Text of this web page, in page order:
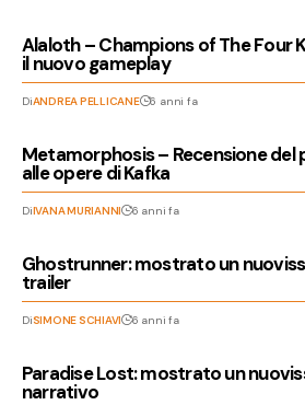
Alaloth – Champions of The Four
il nuovo gameplay
DiANDREA PELLICANE 6 anni fa
Metamorphosis – Recensione
alle opere di Kafka
DiIVANA MURIANNI 6 anni fa
Ghostrunner: mostrato un
trailer
DiSIMONE SCHIAVI 6 anni fa
Paradise Lost: mostrato un
narrativo